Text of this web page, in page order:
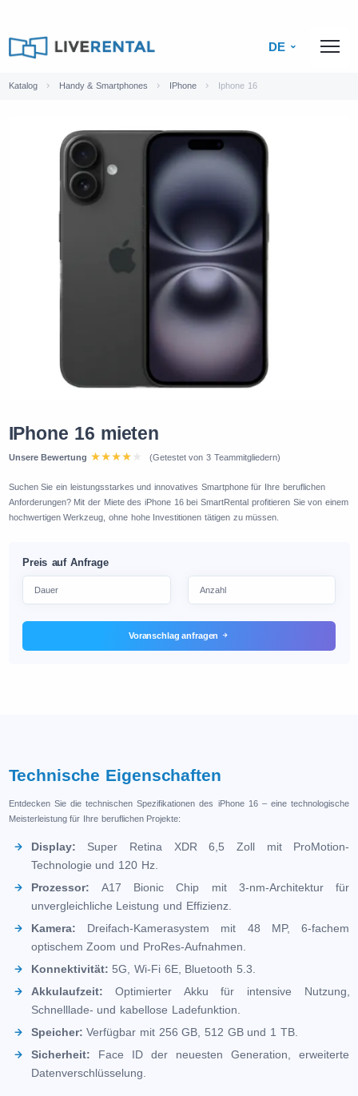
DE
Katalog Handy & Smartphones IPhone Iphone 16
IPhone 16 mieten
Unsere Bewertung (Getestet von 3 Teammitgliedern)
Suchen Sie ein leistungsstarkes und innovatives Smartphone für Ihre beruflichen
Anforderungen? Mit der Miete des iPhone 16 bei SmartRental profitieren Sie von einem
hochwertigen Werkzeug, ohne hohe Investitionen tätigen zu müssen.
Preis auf Anfrage
Voranschlag anfragen
Technische Eigenschaften
Entdecken Sie die technischen Spezifikationen des iPhone 16 – eine technologische
Meisterleistung für Ihre beruflichen Projekte:
Display: Super Retina XDR 6,5 Zoll mit ProMotion-
Technologie und 120 Hz.
Prozessor: A17 Bionic Chip mit 3-nm-Architektur für
unvergleichliche Leistung und Effizienz.
Kamera: Dreifach-Kamerasystem mit 48 MP, 6-fachem
optischem Zoom und ProRes-Aufnahmen.
Konnektivität: 5G, Wi-Fi 6E, Bluetooth 5.3.
Akkulaufzeit: Optimierter Akku für intensive Nutzung,
Schnelllade- und kabellose Ladefunktion.
Speicher: Verfügbar mit 256 GB, 512 GB und 1 TB.
Sicherheit: Face ID der neuesten Generation, erweiterte
Datenverschlüsselung.